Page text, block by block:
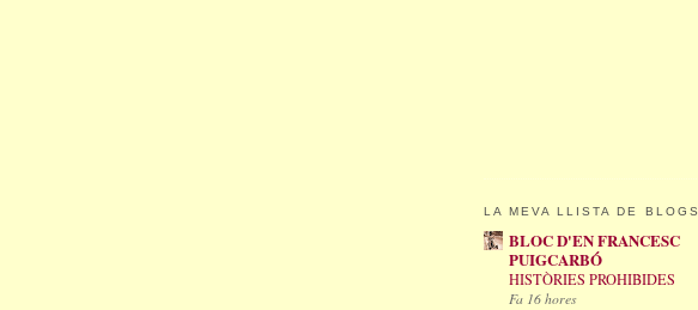
LA MEVA LLISTA DE BLOGS
BLOC D'EN FRANCESC
PUIGCARBÓ
HISTÒRIES PROHIBIDES
Fa 16 hores